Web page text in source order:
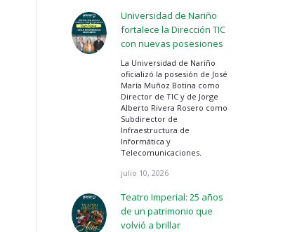
Universidad de Nariño
fortalece la Dirección TIC
con nuevas posesiones
La Universidad de Nariño
oficializó la posesión de José
María Muñoz Botina como
Director de TIC y de Jorge
Alberto Rivera Rosero como
Subdirector de
Infraestructura de
Informática y
Telecomunicaciones.
julio 10, 2026
Teatro Imperial: 25 años
de un patrimonio que
volvió a brillar